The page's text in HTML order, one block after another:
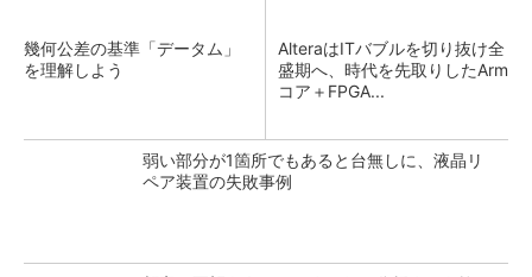
幾何公差の基準「データム」
を理解しよう
AlteraはITバブルを切り抜け全
盛期へ、時代を先取りしたArm
コア＋FPGA...
弱い部分が1箇所でもあると台無しに、液晶リ
ペア装置の失敗事例